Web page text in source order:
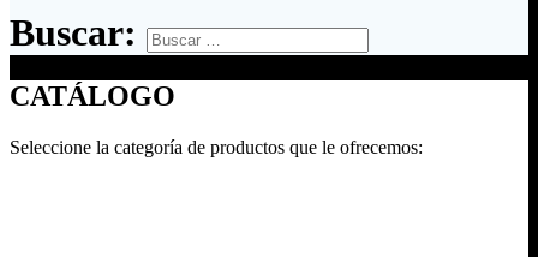
Buscar:
CATÁLOGO
Seleccione la categoría de productos que le ofrecemos: